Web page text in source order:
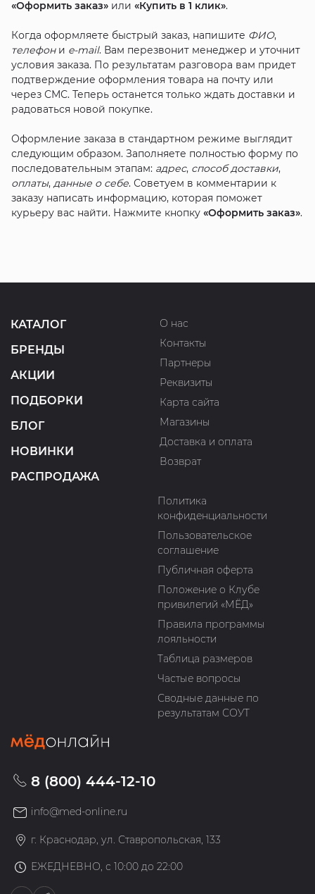
«Оформить заказ»или «Купить в 1 клик».
Когда оформляете быстрый заказ, напишите ФИО,
телефони e-mail. Вам перезвонит менеджер и уточнит
условия заказа. По результатам разговора вам придет
подтверждение оформления товара на почту или
через СМС. Теперь останется только ждать доставки и
радоваться новой покупке.
Оформление заказа в стандартном режиме выглядит
следующим образом. Заполняете полностью форму по
последовательным этапам: адрес, способ доставки,
оплаты, данные о себе. Советуем в комментарии к
заказу написать информацию, которая поможет
курьеру вас найти. Нажмите кнопку «Оформить заказ».
КАТАЛОГ
БРЕНДЫ
АКЦИИ
ПОДБОРКИ
БЛОГ
НОВИНКИ
РАСПРОДАЖА
О нас
Контакты
Партнеры
Реквизиты
Карта сайта
Магазины
Доставка и оплата
Возврат
Политика
конфиденциальности
Пользовательское
соглашение
Публичная оферта
Положение о Клубе
привилегий «МЁД»
Правила программы
лояльности
Таблица размеров
Частые вопросы
Сводные данные по
результатам СОУТ
8 (800) 444-12-10
info@med-online.ru
г. Краснодар, ул. Ставропольская, 133
ЕЖЕДНЕВНО, с 10:00 до 22:00